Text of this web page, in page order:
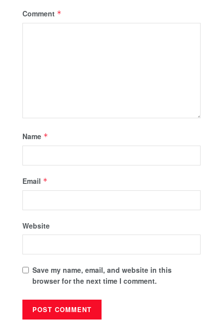
Comment *
Name *
Email *
Website
Save my name, email, and website in this
browser for the next time I comment.